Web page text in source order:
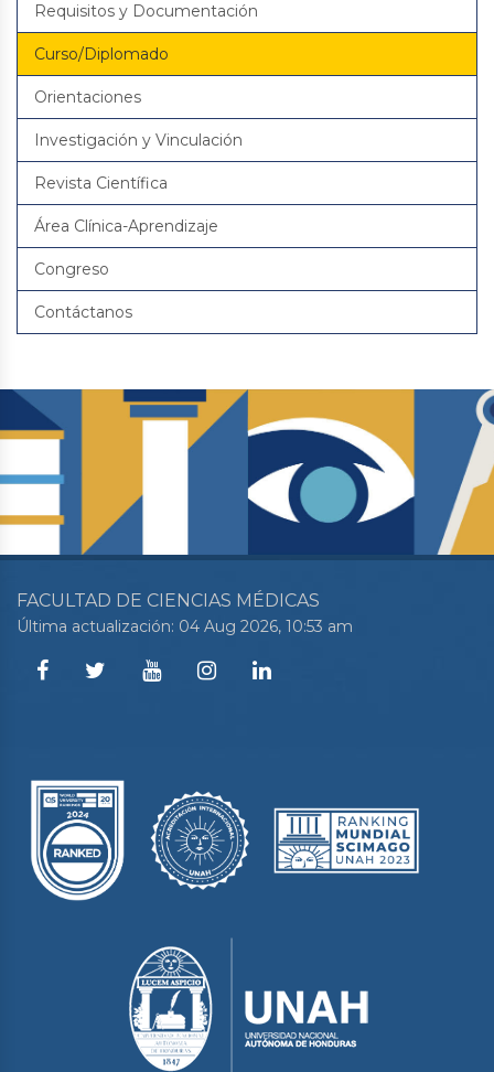
Requisitos y Documentación
Curso/Diplomado
Orientaciones
Investigación y Vinculación
Revista Científica
Área Clínica-Aprendizaje
Congreso
Contáctanos
FACULTAD DE CIENCIAS MÉDICAS
Última actualización: 04 Aug 2026, 10:53 am